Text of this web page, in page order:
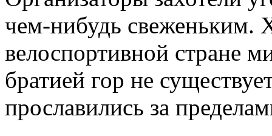
чем-нибудь свеженьким.
велоспортивной стране
братией гор не
прославились за